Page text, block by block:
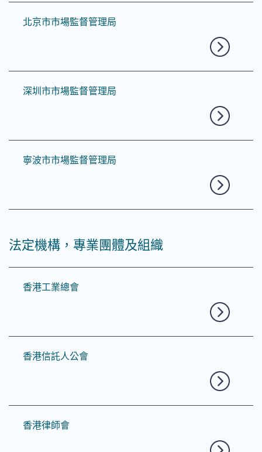
北京市市場監督管理局
深圳市市場監督管理局
寧波市市場監督管理局
法定機構，專業團體及組織
香港工業總會
香港信託人公會
香港律師會